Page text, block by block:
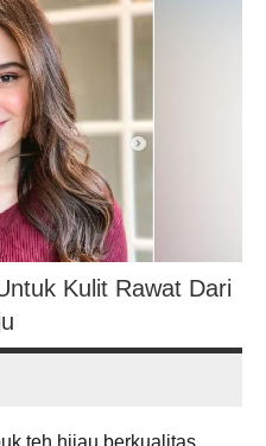
Kulit Rawat Dari